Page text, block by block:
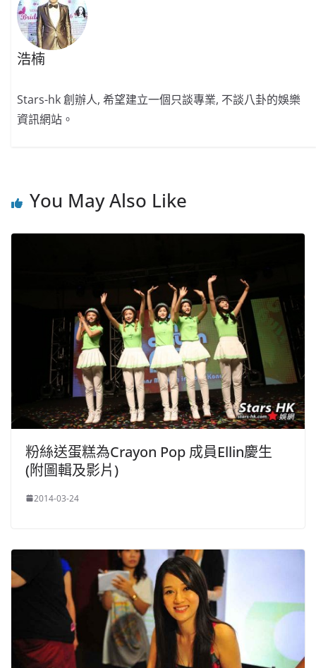
浩楠
Stars-hk 創辦人, 希望建立一個只談專業, 不談八卦的娛樂
資訊網站。
You May Also Like
粉絲送蛋糕為Crayon Pop 成員Ellin慶生
(附圖輯及影片)
2014-03-24